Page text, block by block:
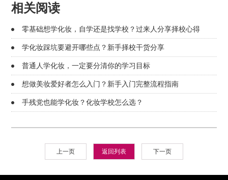
相关阅读
零基础想学化妆，自学还是找学校？过来人分享择校心得
学化妆踩坑要避开哪些点？新手择校干货分享
普通人学化妆，一定要分清你的学习目标
想做美妆爱好者怎么入门？新手入门完整流程指南
手残党也能学化妆？化妆学校怎么选？
上一页 返回列表 下一页